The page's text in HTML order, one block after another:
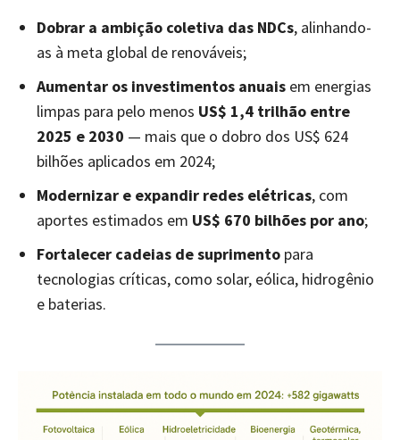
Dobrar a ambição coletiva das NDCs, alinhando-
as à meta global de renováveis;
Aumentar os investimentos anuais em energias
limpas para pelo menos US$ 1,4 trilhão entre
2025 e 2030 — mais que o dobro dos US$ 624
bilhões aplicados em 2024;
Modernizar e expandir redes elétricas, com
aportes estimados em US$ 670 bilhões por ano;
Fortalecer cadeias de suprimento para
tecnologias críticas, como solar, eólica, hidrogênio
e baterias.